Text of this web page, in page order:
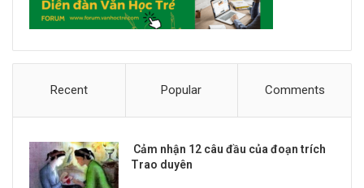
Recent Popular Comments
Cảm nhận 12 câu đầu của đoạn trích
Trao duyên